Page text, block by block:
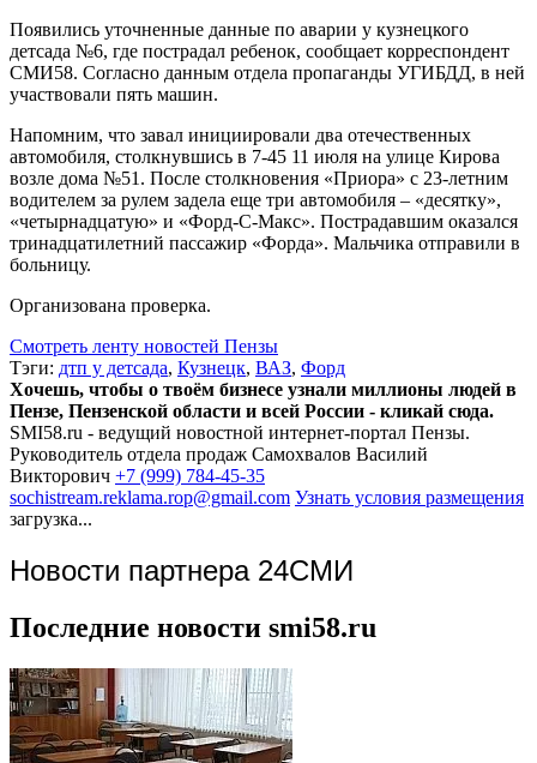
Появились уточненные данные по аварии у кузнецкого
детсада №6, где пострадал ребенок, сообщает корреспондент
СМИ58. Согласно данным отдела пропаганды УГИБДД, в ней
участвовали пять машин.
Напомним, что завал инициировали два отечественных
автомобиля, столкнувшись в 7-45 11 июля на улице Кирова
возле дома №51. После столкновения «Приора» с 23-летним
водителем за рулем задела еще три автомобиля – «десятку»,
«четырнадцатую» и «Форд-С-Макс». Пострадавшим оказался
тринадцатилетний пассажир «Форда». Мальчика отправили в
больницу.
Организована проверка.
Смотреть ленту новостей Пензы
Тэги: дтп у детсада, Кузнецк, ВАЗ, Форд
Хочешь, чтобы о твоём бизнесе узнали миллионы людей в
Пензе, Пензенской области и всей России - кликай сюда.
SMI58.ru - ведущий новостной интернет-портал Пензы.
Руководитель отдела продаж Самохвалов Василий
Викторович +7 (999) 784-45-35
sochistream.reklama.rop@gmail.com Узнать условия размещения
загрузка...
Новости партнера 24СМИ
Последние новости smi58.ru